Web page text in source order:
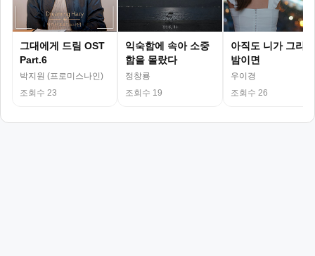
그대에게 드림 OST
Part.6
박지원 (프로미스나인)
조회수 23
익숙함에 속아 소중
함을 몰랐다
정창룡
조회수 19
아직도 니가 그리운
밤이면
우이경
조회수 26